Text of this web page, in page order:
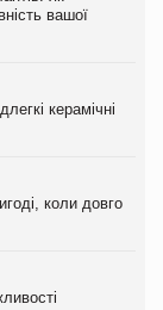
вашої
керамічні
коли довго